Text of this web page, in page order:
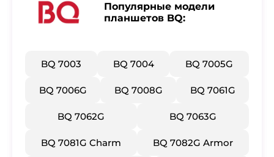
Популярные модели
планшетов BQ:
BQ 7003 BQ 7004 BQ 7005G
BQ 7006G BQ 7008G BQ 7061G
BQ 7062G BQ 7063G
BQ 7081G Charm BQ 7082G Armor